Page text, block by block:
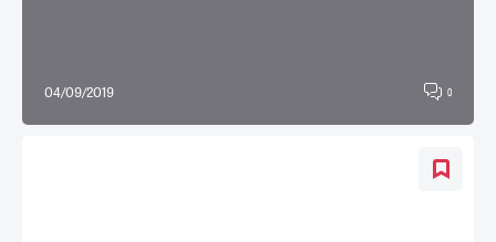
04/09/2019 0